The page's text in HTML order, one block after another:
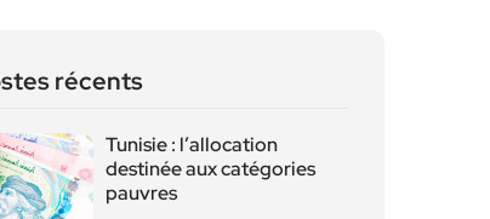
récents
Tunisie : l’allocation
destinée aux catégories
pauvres